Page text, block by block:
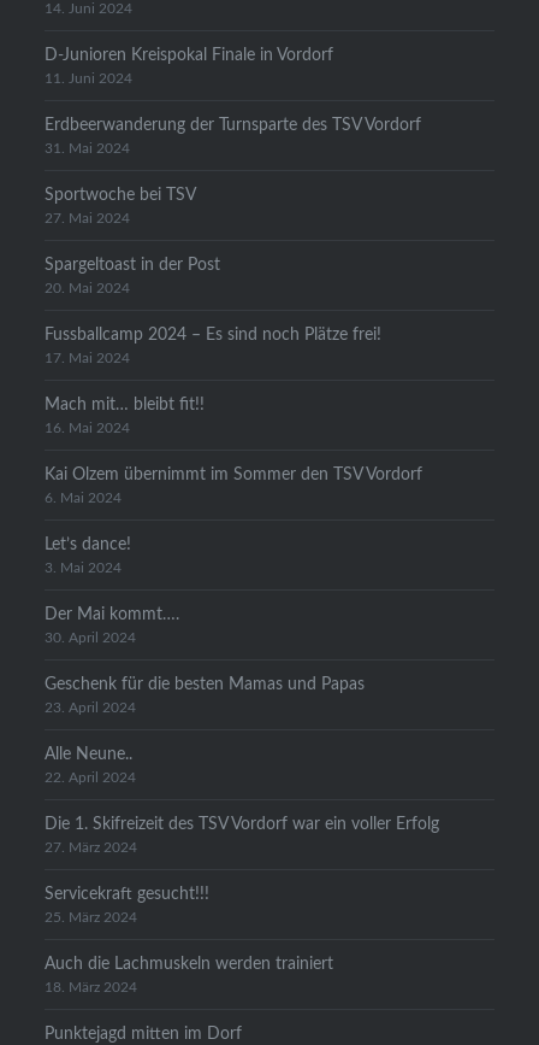
14. Juni 2024
D-Junioren Kreispokal Finale in Vordorf
11. Juni 2024
Erdbeerwanderung der Turnsparte des TSV Vordorf
31. Mai 2024
Sportwoche bei TSV
27. Mai 2024
Spargeltoast in der Post
20. Mai 2024
Fussballcamp 2024 – Es sind noch Plätze frei!
17. Mai 2024
Mach mit… bleibt fit!!
16. Mai 2024
Kai Olzem übernimmt im Sommer den TSV Vordorf
6. Mai 2024
Let’s dance!
3. Mai 2024
Der Mai kommt….
30. April 2024
Geschenk für die besten Mamas und Papas
23. April 2024
Alle Neune..
22. April 2024
Die 1. Skifreizeit des TSV Vordorf war ein voller Erfolg
27. März 2024
Servicekraft gesucht!!!
25. März 2024
Auch die Lachmuskeln werden trainiert
18. März 2024
Punktejagd mitten im Dorf